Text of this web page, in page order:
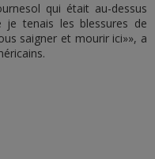
qui était au-dessus
je tenais les blessures de
saigner et mourir ici»», a